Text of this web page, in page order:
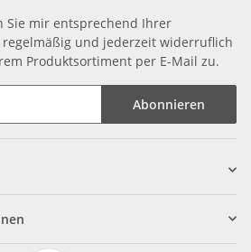
Sie mir entsprechend Ihrer
regelmäßig und jederzeit widerruflich
Produktsortiment per E-Mail zu.
Abonnieren